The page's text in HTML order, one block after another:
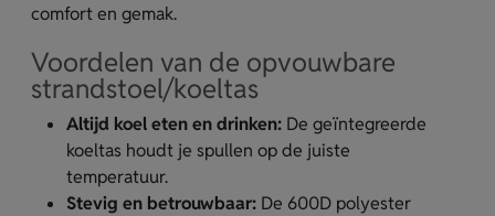
comfort en gemak.
Voordelen van de opvouwbare
strandstoel/koeltas
Altijd koel eten en drinken: De geïntegreerde
koeltas houdt je spullen op de juiste
temperatuur.
Stevig en betrouwbaar: De 600D polyester